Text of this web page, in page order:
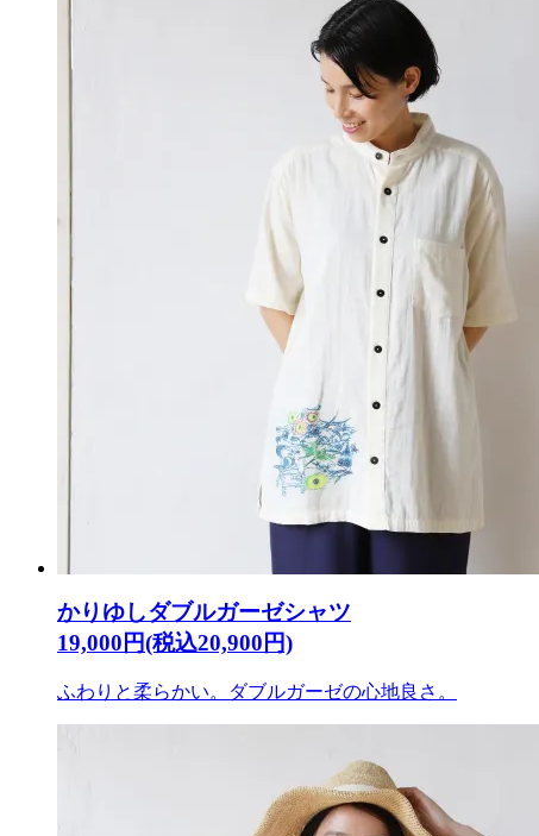
かりゆしダブルガーゼシャツ
19,000円(税込20,900円)
ふわりと柔らかい。ダブルガーゼの心地良さ。